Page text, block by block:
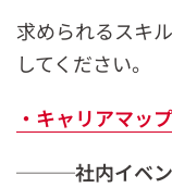
求められるスキ
してください。
・キャリアマッ
───社内イベン